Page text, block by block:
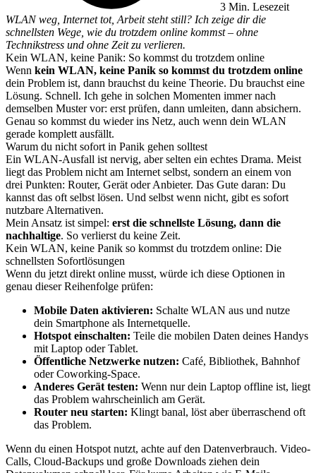
3 Min. Lesezeit
WLAN weg, Internet tot, Arbeit steht still? Ich zeige dir die
schnellsten Wege, wie du trotzdem online kommst – ohne
Technikstress und ohne Zeit zu verlieren.
Kein WLAN, keine Panik: So kommst du trotzdem online
Wenn kein WLAN, keine Panik so kommst du trotzdem online
dein Problem ist, dann brauchst du keine Theorie. Du brauchst eine
Lösung. Schnell. Ich gehe in solchen Momenten immer nach
demselben Muster vor: erst prüfen, dann umleiten, dann absichern.
Genau so kommst du wieder ins Netz, auch wenn dein WLAN
gerade komplett ausfällt.
Warum du nicht sofort in Panik gehen solltest
Ein WLAN-Ausfall ist nervig, aber selten ein echtes Drama. Meist
liegt das Problem nicht am Internet selbst, sondern an einem von
drei Punkten: Router, Gerät oder Anbieter. Das Gute daran: Du
kannst das oft selbst lösen. Und selbst wenn nicht, gibt es sofort
nutzbare Alternativen.
Mein Ansatz ist simpel: erst die schnellste Lösung, dann die
nachhaltige. So verlierst du keine Zeit.
Kein WLAN, keine Panik so kommst du trotzdem online: Die
schnellsten Sofortlösungen
Wenn du jetzt direkt online musst, würde ich diese Optionen in
genau dieser Reihenfolge prüfen:
Mobile Daten aktivieren: Schalte WLAN aus und nutze
dein Smartphone als Internetquelle.
Hotspot einschalten: Teile die mobilen Daten deines Handys
mit Laptop oder Tablet.
Öffentliche Netzwerke nutzen: Café, Bibliothek, Bahnhof
oder Coworking-Space.
Anderes Gerät testen: Wenn nur dein Laptop offline ist, liegt
das Problem wahrscheinlich am Gerät.
Router neu starten: Klingt banal, löst aber überraschend oft
das Problem.
Wenn du einen Hotspot nutzt, achte auf den Datenverbrauch. Video-
Calls, Cloud-Backups und große Downloads ziehen dein